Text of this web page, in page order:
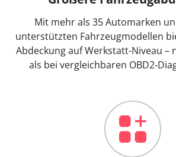
Mit mehr als 35 Automarken
unterstützten Fahrzeugmodellen
Abdeckung auf Werkstatt-Niveau –
als bei vergleichbaren OBD2-